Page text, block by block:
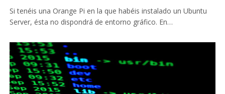
Si tenéis una Orange Pi en la que habéis instalado un Ubuntu
Server, ésta no dispondrá de entorno gráfico. En…